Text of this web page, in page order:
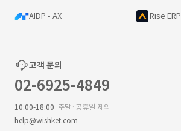
AIDP - AX Rise ERP
고객 문의
02-6925-4849
10:00-18:00 주말·공휴일 제외
help@wishket.com